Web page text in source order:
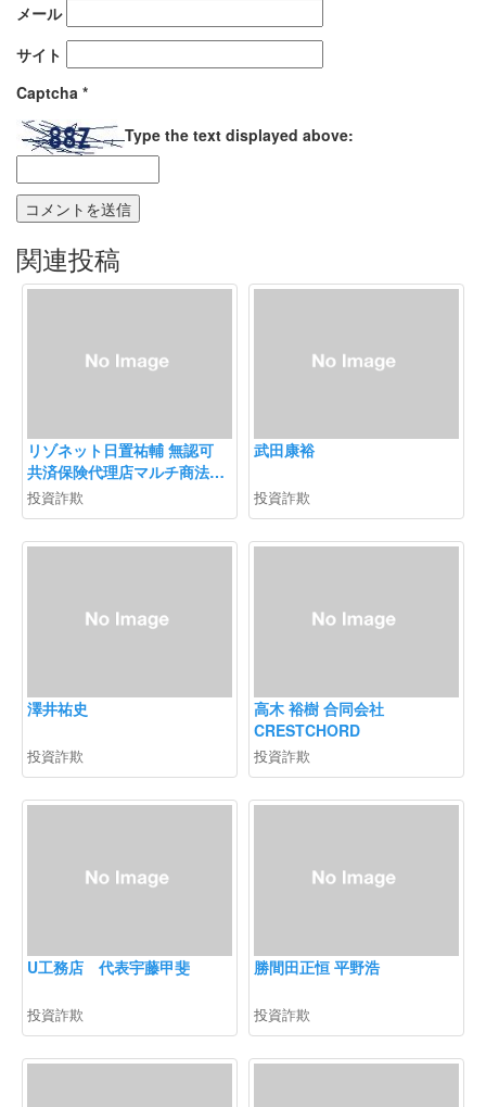
メール
サイト
Captcha *
Type the text displayed above:
関連投稿
リゾネット日置祐輔 無認可
共済保険代理店マルチ商法
ネクストエイド勧誘注意
投資詐欺
武田康裕
投資詐欺
澤井祐史
投資詐欺
高木 裕樹 合同会社
CRESTCHORD
投資詐欺
U工務店 代表宇藤甲斐
投資詐欺
勝間田正恒 平野浩
投資詐欺